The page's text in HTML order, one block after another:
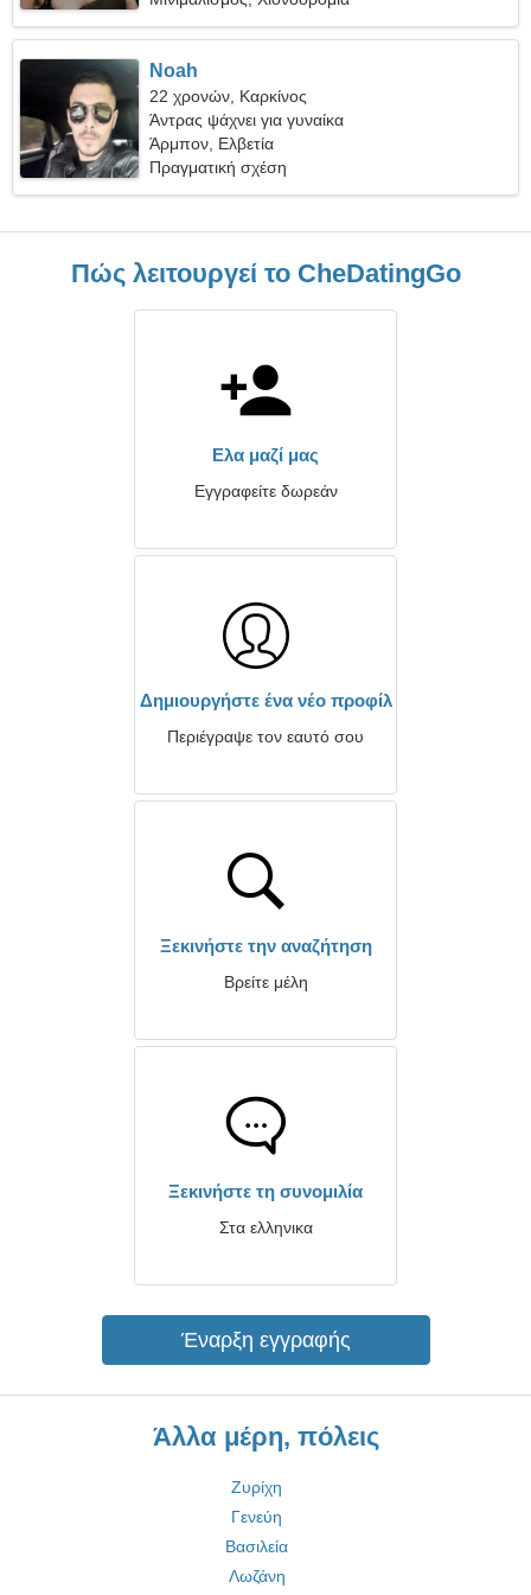
Noah
22 χρονών, Καρκίνος
Άντρας ψάχνει για γυναίκα
Άρμπον, Ελβετία
Πραγματική σχέση
Πώς λειτουργεί το CheDatingGo
Ελα μαζί μας
Εγγραφείτε δωρεάν
Δημιουργήστε ένα νέο προφίλ
Περιέγραψε τον εαυτό σου
Ξεκινήστε την αναζήτηση
Βρείτε μέλη
Ξεκινήστε τη συνομιλία
Στα ελληνικα
Έναρξη εγγραφής
Άλλα μέρη, πόλεις
Ζυρίχη
Γενεύη
Βασιλεία
Λωζάνη